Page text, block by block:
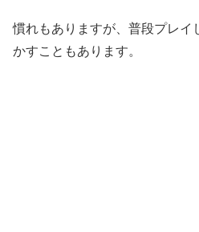
慣れもありますが、普段プレイ
かすこともあります。